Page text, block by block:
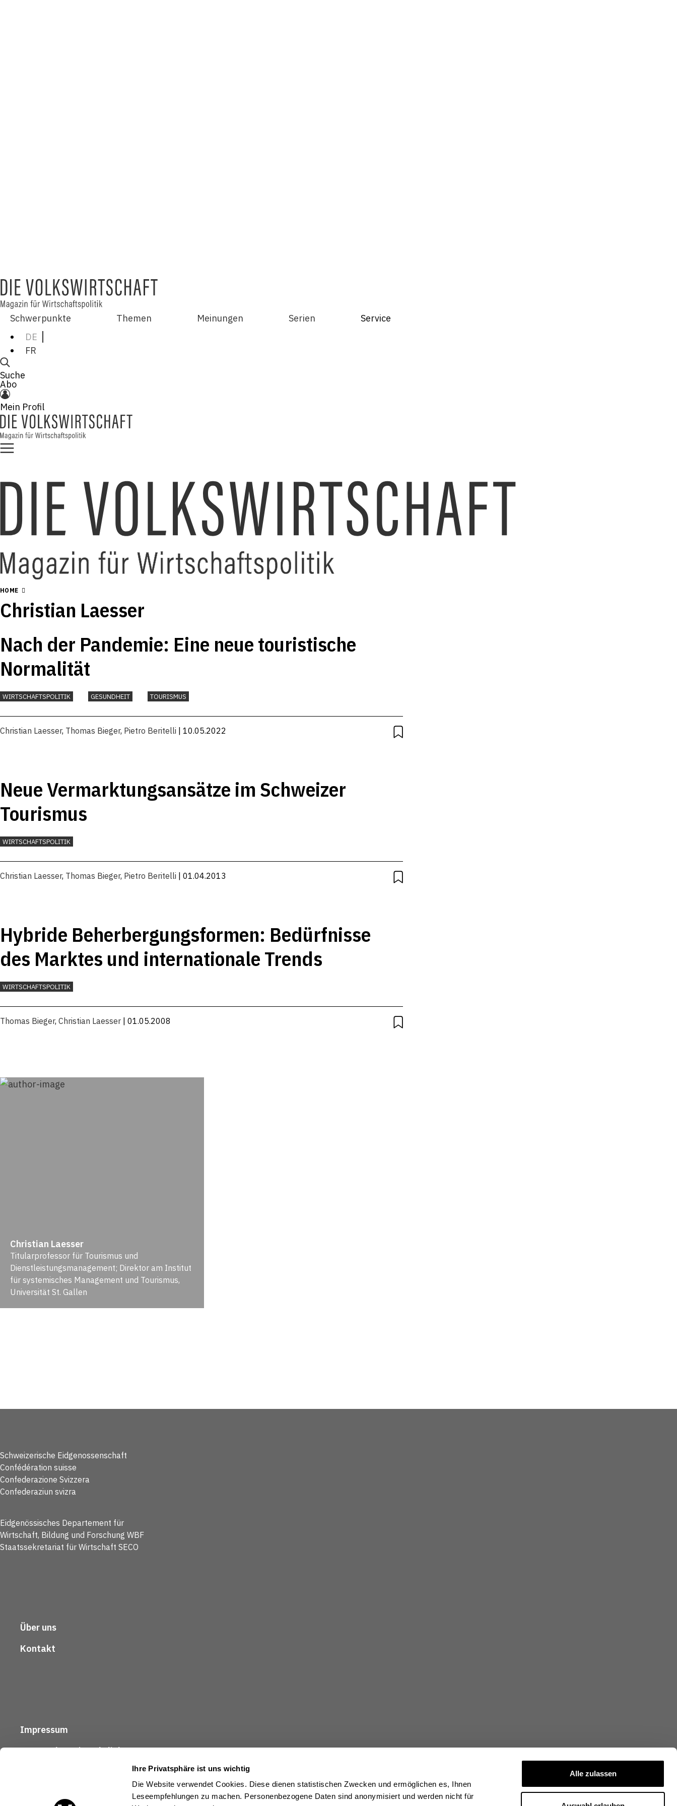
Ihre Privatsphäre ist uns wichtig
Die Website verwendet Cookies. Diese dienen statistischen Zwecken und ermöglichen es, Ihnen
Leseempfehlungen zu machen. Personenbezogene Daten sind anonymisiert und werden nicht für
Alle zulassen
Schwerpunkte Themen Meinungen Serien
Service
DE
FR
Suche
Abo
Mein Profil
HOME
Christian Laesser
Nach der Pandemie: Eine neue touristische
Normalität
WIRTSCHAFTSPOLITIK GESUNDHEIT TOURISMUS
Christian Laesser, Thomas Bieger, Pietro Beritelli | 10.05.2022
Neue Vermarktungsansätze im Schweizer
Tourismus
WIRTSCHAFTSPOLITIK
Christian Laesser, Thomas Bieger, Pietro Beritelli | 01.04.2013
Hybride Beherbergungsformen: Bedürfnisse
des Marktes und internationale Trends
WIRTSCHAFTSPOLITIK
Thomas Bieger, Christian Laesser | 01.05.2008
Christian Laesser
Titularprofessor für Tourismus und
Dienstleistungsmanagement; Direktor am Institut
für systemisches Management und Tourismus,
Universität St. Gallen
Schweizerische Eidgenossenschaft
Confédération suisse
Confederazione Svizzera
Confederaziun svizra
Eidgenössisches Departement für
Wirtschaft, Bildung und Forschung WBF
Staatssekretariat für Wirtschaft SECO
Über uns
Kontakt
Impressum
Datenschutz / Rechtliches